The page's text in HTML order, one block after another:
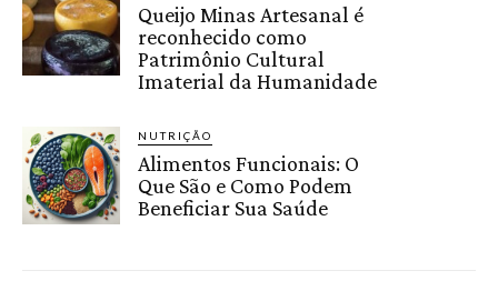
Queijo Minas Artesanal é
reconhecido como
Patrimônio Cultural
Imaterial da Humanidade
NUTRIÇÃO
Alimentos Funcionais: O
Que São e Como Podem
Beneficiar Sua Saúde